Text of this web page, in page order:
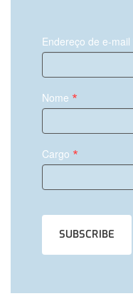
Endereço de e-mail
Nome *
Cargo *